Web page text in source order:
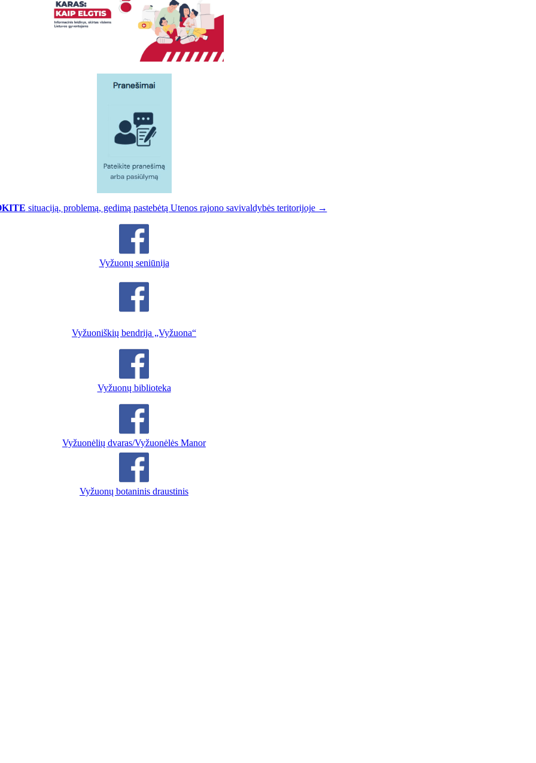
situaciją, problemą, gedimą pastebėtą Utenos rajono savivaldybės teritorijoje →
Vyžuonų seniūnija
Vyžuoniškių bendrija „Vyžuona“
Vyžuonų biblioteka
Vyžuonėlių dvaras/Vyžuonėlės Manor
Vyžuonų botaninis draustinis